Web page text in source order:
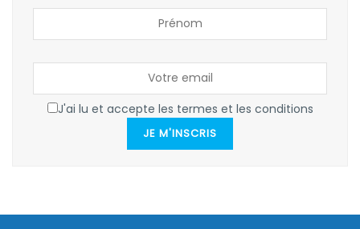
J'ai lu et accepte les termes et les conditions
JE M'INSCRIS